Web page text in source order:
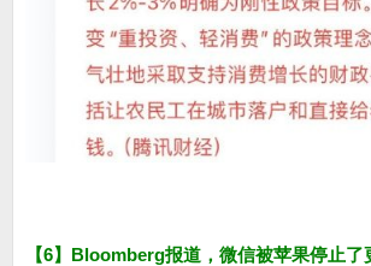
【6】Bloomberg报道，微信被苹果停止